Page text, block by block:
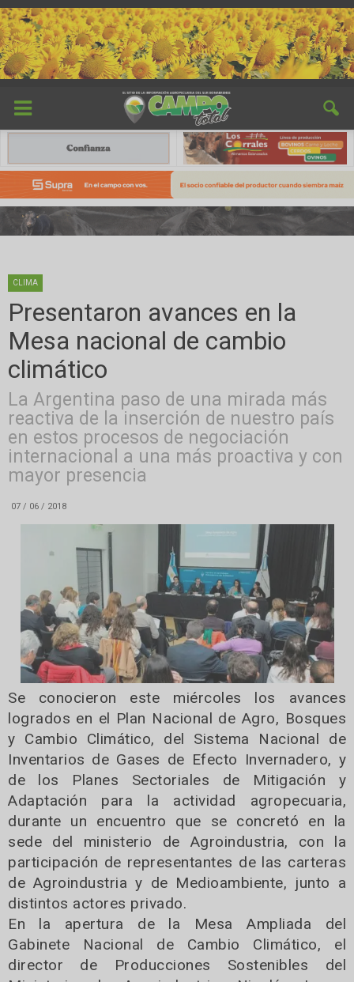
CLIMA
Presentaron avances en la
Mesa nacional de cambio
climático
La Argentina paso de una mirada más
reactiva de la inserción de nuestro país
en estos procesos de negociación
internacional a una más proactiva y con
mayor presencia
07 / 06 / 2018
Se conocieron este miércoles los avances
logrados en el Plan Nacional de Agro, Bosques
y Cambio Climático, del Sistema Nacional de
Inventarios de Gases de Efecto Invernadero, y
de los Planes Sectoriales de Mitigación y
Adaptación para la actividad agropecuaria,
durante un encuentro que se concretó en la
sede del ministerio de Agroindustria, con la
participación de representantes de las carteras
de Agroindustria y de Medioambiente, junto a
distintos actores privado.
En la apertura de la Mesa Ampliada del
Gabinete Nacional de Cambio Climático, el
director de Producciones Sostenibles del